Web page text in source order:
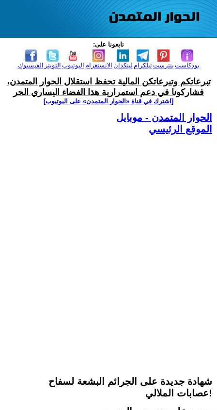
تابعونا على:
الفيسبوك التويتر اليوتيوب الانستغرام لينكدإن تيلكرامبنترست بودكاست
تبرعاتكم وتبرعاتكن المالية تحفظ استقلال الحوار المتمدن،
فشاركونا في دعم استمرارية هذا الفضاء اليساري الحر
[اشترك في قناة ‫«الحوار المتمدن» على اليوتيوب]
الحوار المتمدن - موبايل
الموقع الرئيسي
شهادة جديدة على الجرائم البشعة لسفاح
عصابات الملالي!